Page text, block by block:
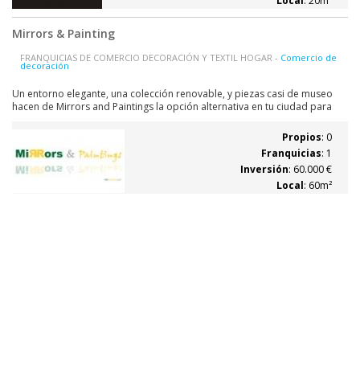
Mirrors & Painting
FRANQUICIAS DE COMERCIO DECORACIÓN Y TEXTIL HOGAR - Comercio de
decoración
Un entorno elegante, una colección renovable, y piezas casi de museo
hacen de Mirrors and Paintings la opción alternativa en tu ciudad para
Propios: 0
Franquicias: 1
Inversión: 60.000 €
Local: 60m²